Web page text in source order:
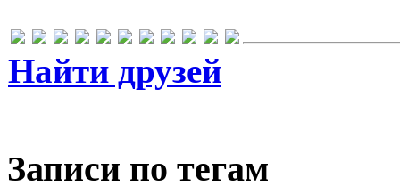
Найти друзей
Записи по тегам